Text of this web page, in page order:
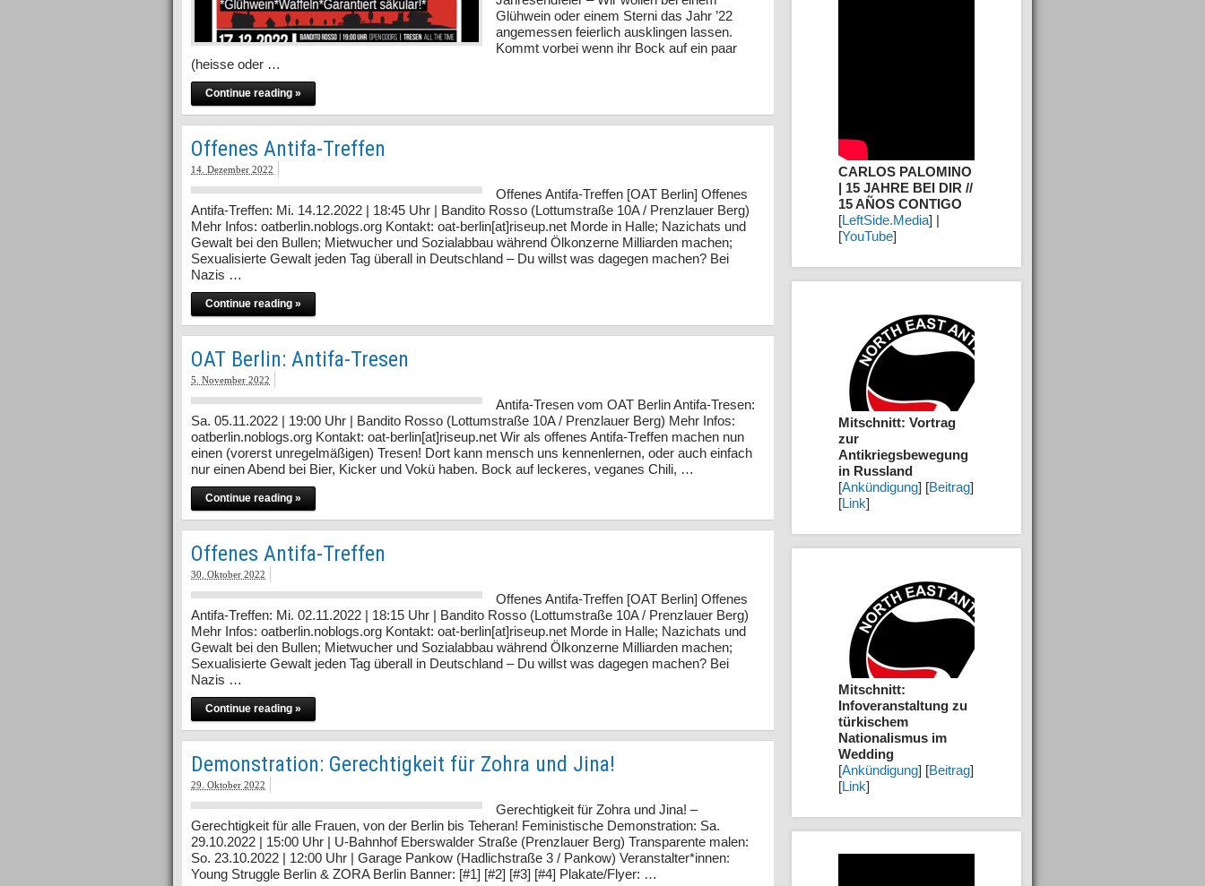
Glühwein oder einem Sterni das Jahr ’22
angemessen feierlich ausklingen lassen.
Kommt vorbei wenn ihr Bock auf ein paar
(heisse oder …
Continue reading »
Offenes Antifa-Treffen
14. Dezember 2022
Offenes Antifa-Treffen [OAT Berlin] Offenes
Antifa-Treffen: Mi. 14.12.2022 | 18:45 Uhr | Bandito Rosso (Lottumstraße 10A / Prenzlauer Berg)
Mehr Infos: oatberlin.noblogs.org Kontakt: oat-berlin[at]riseup.net Morde in Halle; Nazichats und
Gewalt bei den Bullen; Mietwucher und Sozialabbau während Ölkonzerne Milliarden machen;
Sexualisierte Gewalt jeden Tag überall in Deutschland – Du willst was dagegen machen? Bei
Nazis …
Continue reading »
OAT Berlin: Antifa-Tresen
5. November 2022
Antifa-Tresen vom OAT Berlin Antifa-Tresen:
Sa. 05.11.2022 | 19:00 Uhr | Bandito Rosso (Lottumstraße 10A / Prenzlauer Berg) Mehr Infos:
oatberlin.noblogs.org Kontakt: oat-berlin[at]riseup.net Wir als offenes Antifa-Treffen machen nun
einen (vorerst unregelmäßigen) Tresen! Dort kann mensch uns kennenlernen, oder auch einfach
nur einen Abend bei Bier, Kicker und Vokü haben. Bock auf leckeres, veganes Chili, …
Continue reading »
Offenes Antifa-Treffen
30. Oktober 2022
Offenes Antifa-Treffen [OAT Berlin] Offenes
Antifa-Treffen: Mi. 02.11.2022 | 18:15 Uhr | Bandito Rosso (Lottumstraße 10A / Prenzlauer Berg)
Mehr Infos: oatberlin.noblogs.org Kontakt: oat-berlin[at]riseup.net Morde in Halle; Nazichats und
Gewalt bei den Bullen; Mietwucher und Sozialabbau während Ölkonzerne Milliarden machen;
Sexualisierte Gewalt jeden Tag überall in Deutschland – Du willst was dagegen machen? Bei
Nazis …
Continue reading »
Demonstration: Gerechtigkeit für Zohra und Jina!
29. Oktober 2022
Gerechtigkeit für Zohra und Jina! –
Gerechtigkeit für alle Frauen, von der Berlin bis Teheran! Feministische Demonstration: Sa.
29.10.2022 | 15:00 Uhr | U-Bahnhof Eberswalder Straße (Prenzlauer Berg) Transparente malen:
So. 23.10.2022 | 12:00 Uhr | Garage Pankow (Hadlichstraße 3 / Pankow) Veranstalter*innen:
Young Struggle Berlin & ZORA Berlin Banner: [#1] [#2] [#3] [#4] Plakate/Flyer: …
CARLOS PALOMINO
| 15 JAHRE BEI DIR //
15 AÑOS CONTIGO
[LeftSide.Media] |
[YouTube]
Mitschnitt: Vortrag
zur
Antikriegsbewegung
in Russland
[Ankündigung] [Beitrag]
[Link]
Mitschnitt:
Infoveranstaltung zu
türkischem
Nationalismus im
Wedding
[Ankündigung] [Beitrag]
[Link]